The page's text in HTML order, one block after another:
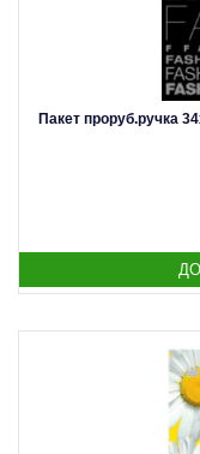
Пакет проруб.ручка